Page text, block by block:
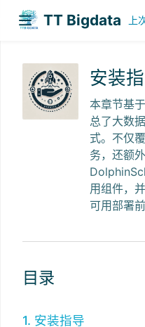
TT Bigdata 上
安装
本章节基
总了大数
式。不仅
务，还额
用组件，
可用部署
目录
1. 安装指导